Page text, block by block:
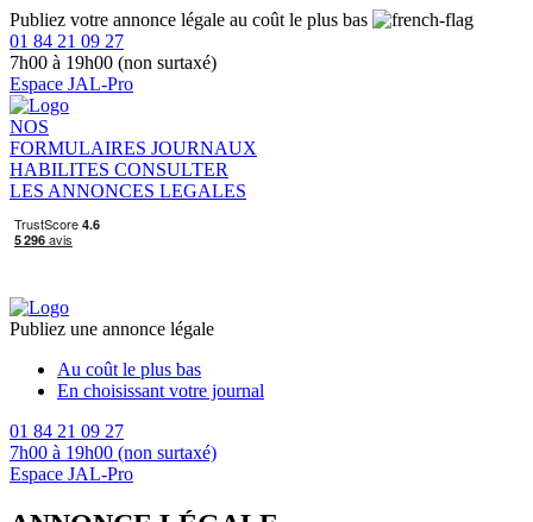
Publiez votre annonce légale au coût le plus bas
01 84 21 09 27
7h00 à 19h00 (non surtaxé)
Espace JAL-Pro
NOS
FORMULAIRES JOURNAUX
HABILITES CONSULTER
LES ANNONCES LEGALES
Publiez une annonce légale
Au coût le plus bas
En choisissant votre journal
01 84 21 09 27
7h00 à 19h00 (non surtaxé)
Espace JAL-Pro